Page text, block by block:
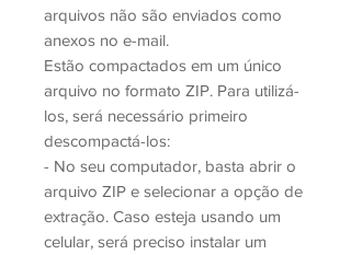
arquivos não são enviados como
anexos no e-mail.
Estão compactados em um único
arquivo no formato ZIP. Para utilizá-
los, será necessário primeiro
descompactá-los:
- No seu computador, basta abrir o
arquivo ZIP e selecionar a opção de
extração. Caso esteja usando um
celular, será preciso instalar um